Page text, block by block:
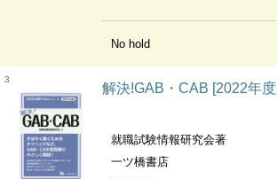
No hold
3
解決!GAB・CAB [2022年度版] 大学
就職試験情報研究会著
一ツ橋書店